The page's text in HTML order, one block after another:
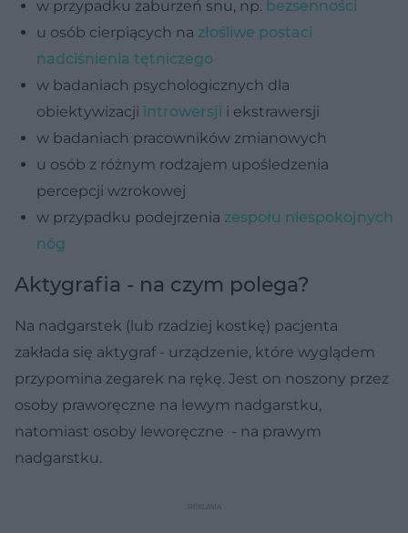
w przypadku zaburzeń snu, np. bezsenności
u osób cierpiących na złośliwe postaci
nadciśnienia tętniczego
w badaniach psychologicznych dla
obiektywizacji introwersji i ekstrawersji
w badaniach pracowników zmianowych
u osób z różnym rodzajem upośledzenia
percepcji wzrokowej
w przypadku podejrzenia zespołu niespokojnych
nóg
Aktygrafia - na czym polega?
Na nadgarstek (lub rzadziej kostkę) pacjenta
zakłada się aktygraf - urządzenie, które wyglądem
przypomina zegarek na rękę. Jest on noszony przez
osoby praworęczne na lewym nadgarstku,
natomiast osoby leworęczne - na prawym
nadgarstku.